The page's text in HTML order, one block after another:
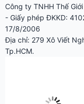
Công ty TNHH Thế
- Giấy phép ĐKKD:
17/8/2006
Địa chỉ: 279 Xô Viết
Tp.HCM.